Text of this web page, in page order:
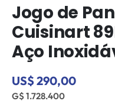
Jogo de
Cuisinart
Aço
US$ 290,00
G$ 1.728.400